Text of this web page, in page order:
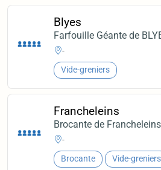
Blyes
Farfouille Géante de
-
Vide-greniers
Francheleins
Brocante de
-
Brocante Vide-greniers